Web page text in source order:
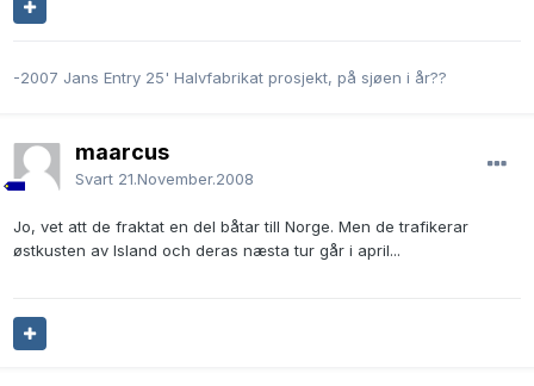
-2007 Jans Entry 25' Halvfabrikat prosjekt, på sjøen i år??
maarcus
Svart 21.November.2008
Jo, vet att de fraktat en del båtar till Norge. Men de trafikerar
østkusten av Island och deras næsta tur går i april...